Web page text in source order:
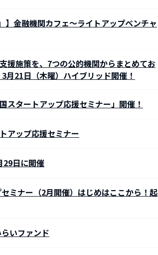
】金融機関カフェ～ライトアップベンチャ
援施策を、7つの公的機関からまとめてお
月21日（木曜）ハイブリッド開催！
スタートアップ応援セミナー」開催！
アップ応援セミナー
29日に開催
ミナー（2月開催）はじめはここから！起
いファンド